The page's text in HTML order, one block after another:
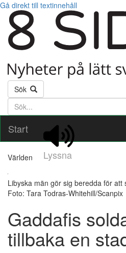
Gå direkt till textinnehåll
Sök
Söktext
Start
Lyssna
Världen
Libyska män gör sig beredda för att
Foto: Tara Todras-Whitehill/Scanpix
Gaddafis
tillbaka en